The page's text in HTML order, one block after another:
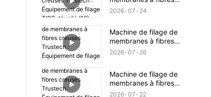
creuses Trustech :
2026 07 24
Machine de filage de
membranes à fibres
creuses Trustech :
2026 07 26
Machine de filage de
membranes à fibres
creuses Trustech :
2026 07 22